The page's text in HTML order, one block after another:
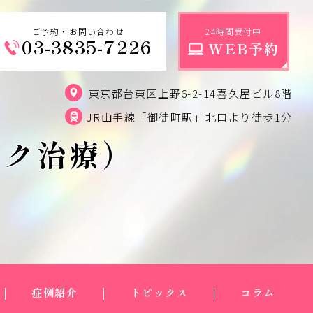
ご予約・お問い合わせ
03-3835-7226
24時間受付中
WEB予約
東京都台東区上野6-2-14喜久屋ビル8階
JR山手線「御徒町駅」北口より徒歩1分
治療）
症例紹介 トピックス コラム